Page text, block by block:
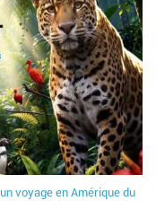
voyage en Amérique du